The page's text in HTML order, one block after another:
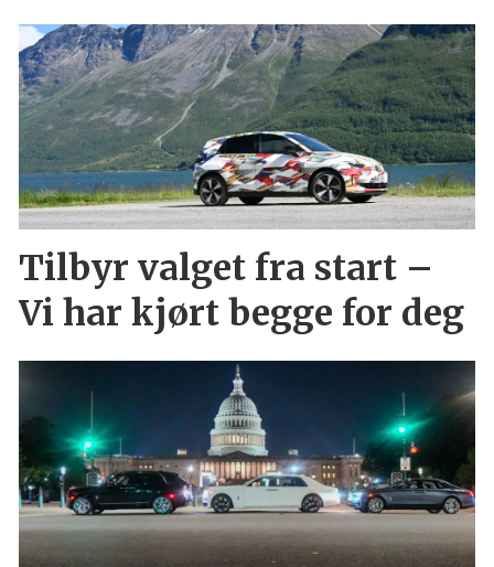
Tilbyr valget fra start –
Vi har kjørt begge for deg